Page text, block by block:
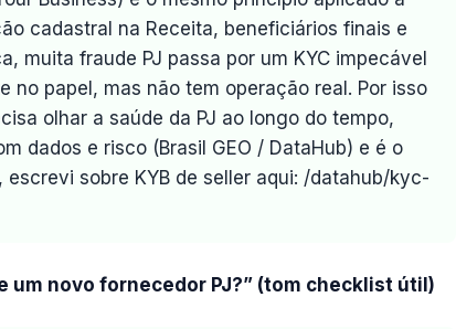
cadastral na Receita, beneficiários finais e
muita fraude PJ passa por um KYC impecável
no papel, mas não tem operação real. Por isso
olhar a saúde da PJ ao longo do tempo,
dados e risco (Brasil GEO / DataHub) e é o
sobre KYB de seller aqui: /datahub/kyc-
um novo fornecedor PJ?” (tom checklist útil)